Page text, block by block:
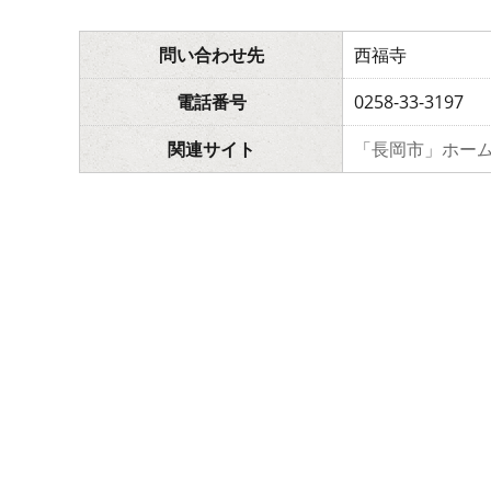
問い合わせ先
西福寺
電話番号
0258-33-3197
関連サイト
「長岡市」ホー